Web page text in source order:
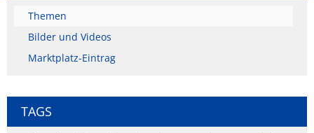
Themen
Bilder und Videos
Marktplatz-Eintrag
TAGS